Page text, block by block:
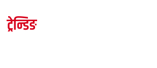
ट्रेन्डिङ